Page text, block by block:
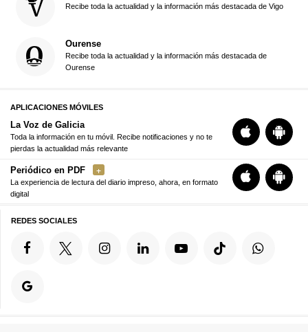
Recibe toda la actualidad y la información más destacada de Vigo
Ourense
Recibe toda la actualidad y la información más destacada de
Ourense
APLICACIONES MÓVILES
La Voz de Galicia
Toda la información en tu móvil. Recibe notificaciones y no te
pierdas la actualidad más relevante
Periódico en PDF
La experiencia de lectura del diario impreso, ahora, en formato
digital
REDES SOCIALES